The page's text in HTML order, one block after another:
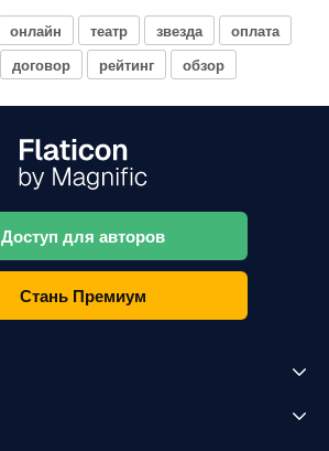
онлайн театр звезда
оплата
договор рейтинг обзор
Доступ для авторов
Стань Премиум